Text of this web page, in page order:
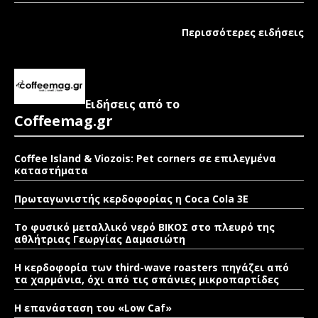
Περισσότερες ειδήσεις
Ειδήσεις από το
Coffeemag.gr
Coffee Island & Viozois: Pet corners σε επιλεγμένα
καταστήματα
Πρωταγωνιστής κερδοφορίας η Coca Cola 3E
Το φυσικό μεταλλικό νερό ΒΙΚΟΣ στο πλευρό της
αθλήτριας Γεωργίας Δαμασιώτη
Η κερδοφορία των third-wave roasters πηγάζει από
τα χαρμάνια, όχι από τις σπάνιες μικροπαρτίδες
Η επανάσταση του «Low Caf»